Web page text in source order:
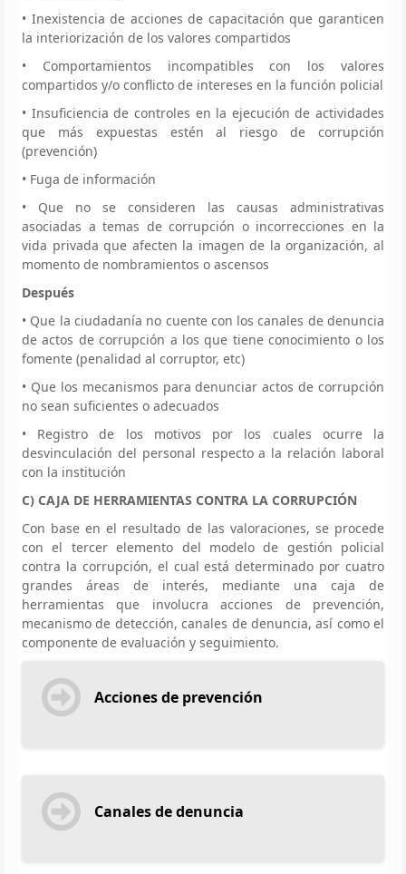
• Inexistencia de acciones de capacitación que garanticen
la interiorización de los valores compartidos
• Comportamientos incompatibles con los valores
compartidos y/o conflicto de intereses en la función policial
• Insuficiencia de controles en la ejecución de actividades
que más expuestas estén al riesgo de corrupción
(prevención)
• Fuga de información
• Que no se consideren las causas administrativas
asociadas a temas de corrupción o incorrecciones en la
vida privada que afecten la imagen de la organización, al
momento de nombramientos o ascensos
Después
• Que la ciudadanía no cuente con los canales de denuncia
de actos de corrupción a los que tiene conocimiento o los
fomente (penalidad al corruptor, etc)
• Que los mecanismos para denunciar actos de corrupción
no sean suficientes o adecuados
• Registro de los motivos por los cuales ocurre la
desvinculación del personal respecto a la relación laboral
con la institución
C) CAJA DE HERRAMIENTAS CONTRA LA CORRUPCIÓN
Con base en el resultado de las valoraciones, se procede
con el tercer elemento del modelo de gestión policial
contra la corrupción, el cual está determinado por cuatro
grandes áreas de interés, mediante una caja de
herramientas que involucra acciones de prevención,
mecanismo de detección, canales de denuncia, así como el
componente de evaluación y seguimiento.
Acciones de prevención
Canales de denuncia